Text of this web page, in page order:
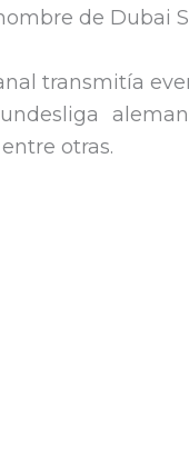
de Dubai
transmitía
otras.